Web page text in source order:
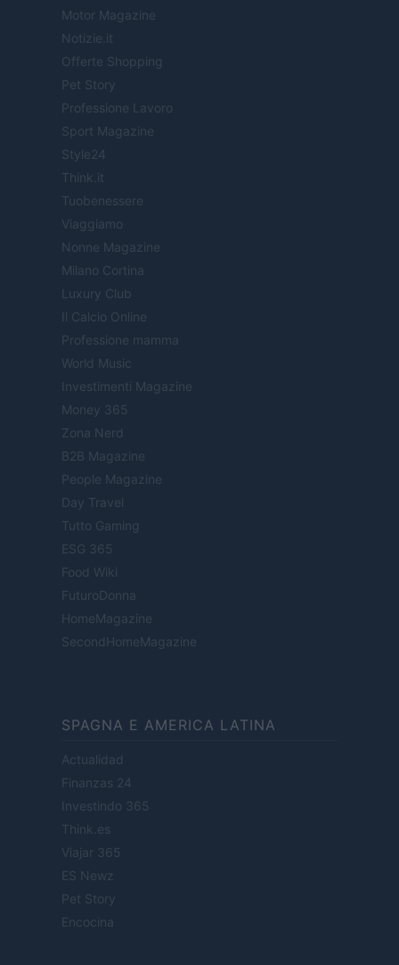
Motor Magazine
Notizie.it
Offerte Shopping
Pet Story
Professione Lavoro
Sport Magazine
Style24
Think.it
Tuobenessere
Viaggiamo
Nonne Magazine
Milano Cortina
Luxury Club
Il Calcio Online
Professione mamma
World Music
Investimenti Magazine
Money 365
Zona Nerd
B2B Magazine
People Magazine
Day Travel
Tutto Gaming
ESG 365
Food Wiki
FuturoDonna
HomeMagazine
SecondHomeMagazine
SPAGNA E AMERICA LATINA
Actualidad
Finanzas 24
Investindo 365
Think.es
Viajar 365
ES Newz
Pet Story
Encocina